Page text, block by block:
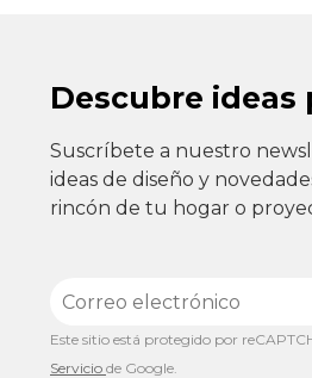
Descubre
Suscríbete a nuestro
ideas de diseño y
rincón de tu hogar o
Este sitio está protegido por
Servicio de Google.